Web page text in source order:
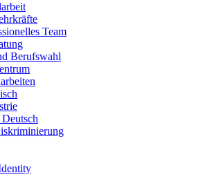
Team
Berufswahl